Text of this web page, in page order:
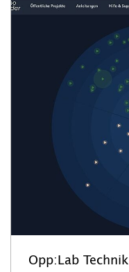
Opp:Lab Technik